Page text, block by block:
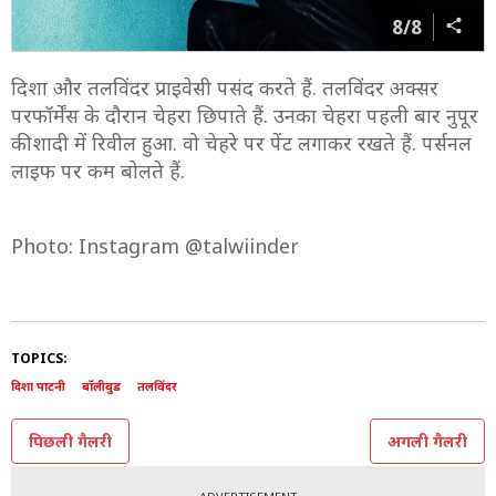
8/8
दिशा और तलविंदर प्राइवेसी पसंद करते हैं. तलविंदर अक्सर
परफॉर्मेंस के दौरान चेहरा छिपाते हैं. उनका चेहरा पहली बार नुपूर
की शादी में रिवील हुआ. वो चेहरे पर पेंट लगाकर रखते हैं. पर्सनल
लाइफ पर कम बोलते हैं.
Photo: Instagram @talwiinder
TOPICS:
दिशा पाटनी बॉलीवुड तलविंदर
पिछली गैलरी अगली गैलरी